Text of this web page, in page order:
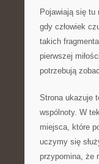
Pojawiają się
gdy człowiek
takich
pierwszej
potrzebują
Strona ukazuje
wspólnoty. W
miejsca, które
uczymy się
przypomina, że